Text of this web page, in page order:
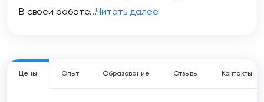
В своей работе...Читать далее
Цены Опыт Образование Отзывы Контакты